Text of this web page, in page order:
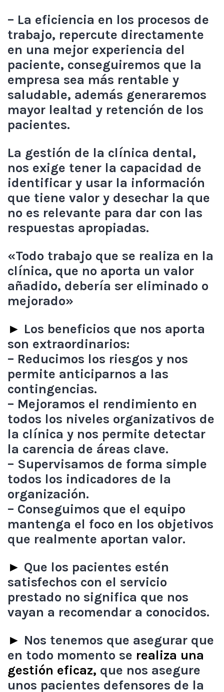
– La eficiencia en los procesos de
trabajo, repercute directamente
en una mejor experiencia del
paciente, conseguiremos que la
empresa sea más rentable y
saludable, además generaremos
mayor lealtad y retención de los
pacientes.
La gestión de la clínica dental,
nos exige tener la capacidad de
identificar y usar la información
que tiene valor y desechar la que
no es relevante para dar con las
respuestas apropiadas.
«Todo trabajo que se realiza en la
clínica, que no aporta un valor
añadido, debería ser eliminado o
mejorado»
► Los beneficios que nos aporta
son extraordinarios:
– Reducimos los riesgos y nos
permite anticiparnos a las
contingencias.
– Mejoramos el rendimiento en
todos los niveles organizativos de
la clínica y nos permite detectar
la carencia de áreas clave.
– Supervisamos de forma simple
todos los indicadores de la
organización.
– Conseguimos que el equipo
mantenga el foco en los objetivos
que realmente aportan valor.
► Que los pacientes estén
satisfechos con el servicio
prestado no significa que nos
vayan a recomendar a conocidos.
► Nos tenemos que asegurar que
en todo momento se realiza una
gestión eficaz, que nos asegure
unos pacientes defensores de la